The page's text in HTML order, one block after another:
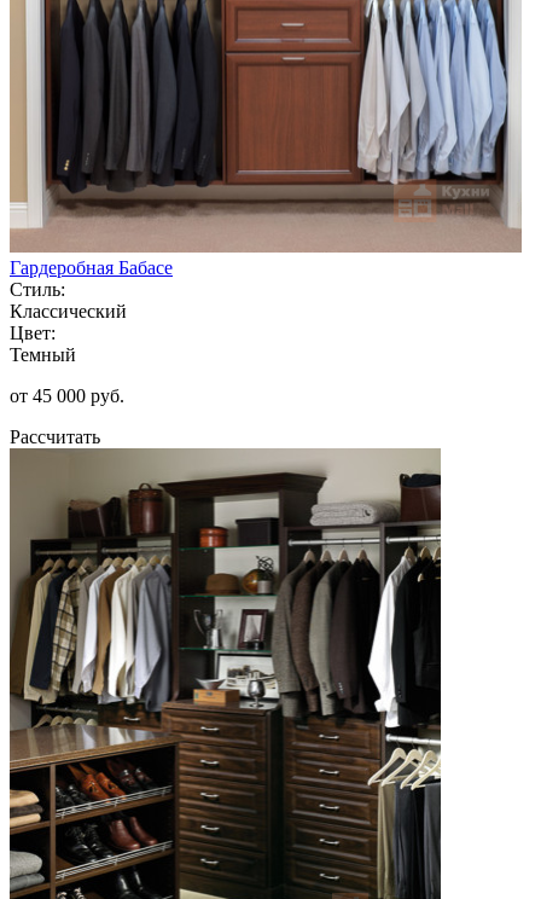
Гардеробная Бабасе
Стиль:
Классический
Цвет:
Темный
от 45 000 руб.
Рассчитать